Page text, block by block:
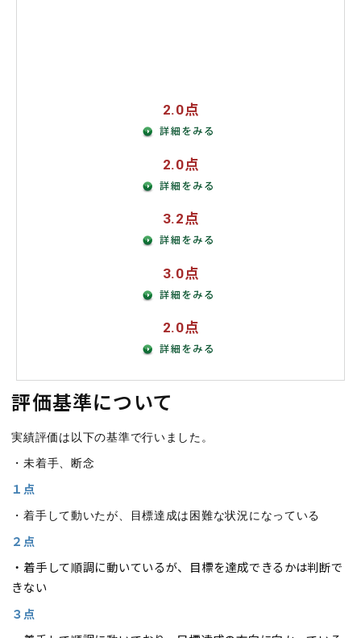
2.0点
2.0点
3.2点
3.0点
2.0点
評価基準について
実績評価は以下の基準で行いました。
・未着手、断念
１点
・着手して動いたが、目標達成は困難な状況になっている
２点
・着手して順調に動いているが、目標を達成できるかは判断で
きない
３点